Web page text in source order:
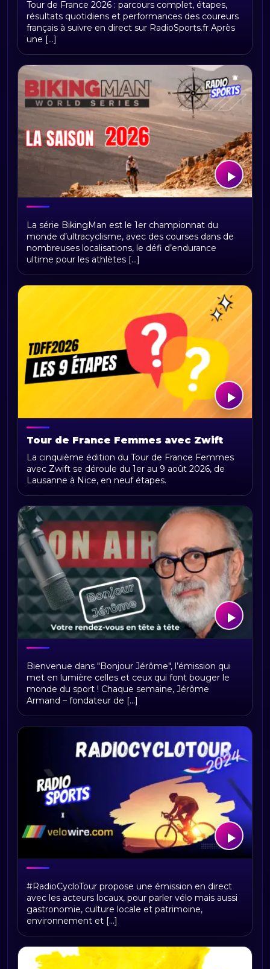
étapes et replays Radio Sports
Tour de France 2026 : parcours complet, étapes,
résultats quotidiens et performances des coureurs
français à suivre en direct sur RadioSports.fr Après
une [...]
BikingMan Direct : toute la saison 2026
du championnat du monde
d'ultracyclisme sur Radio Sports
La série BikingMan est le 1er championnat du
monde d’ultracyclisme, avec des courses dans de
nombreuses localisations, le défi d’endurance
ultime pour les athlètes [...]
Tour de France Femmes avec Zwift
2026 : parcours, étapes, calendrier et
actualités
La cinquième édition du Tour de France Femmes
avec Zwift se déroule du 1er au 9 août 2026, de
Lausanne à Nice, en neuf étapes.
Bonjour Jerome
Bienvenue dans "Bonjour Jérôme", l’émission qui
met en lumière celles et ceux qui font bouger le
monde du sport ! Chaque semaine, Jérôme
Armand – fondateur de [...]
RadioCycloTour, le direct
#RadioCycloTour propose une émission en direct
avec les acteurs locaux, pour parler vélo mais aussi
gastronomie, culture locale et patrimoine,
environnement et [...]